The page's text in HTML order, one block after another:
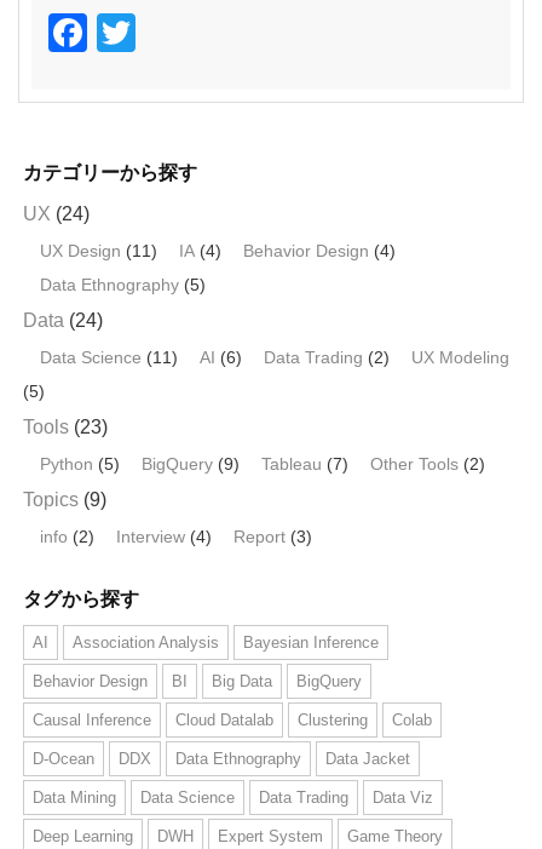
F
c
b
o
o
k
tt
カテゴリーから探す
UX (24)
UX Design (11) IA (4) Behavior Design (4)
Data Ethnography (5)
Data (24)
Data Science (11) AI (6) Data Trading (2)
UX Modeling
(5)
Tools (23)
Python (5) BigQuery (9) Tableau (7) Other Tools (2)
Topics (9)
info (2) Interview (4) Report (3)
タグから探す
AI Association Analysis Bayesian Inference
Behavior Design BI Big Data BigQuery
Causal Inference Cloud Datalab Clustering Colab
D-Ocean DDX Data Ethnography Data Jacket
Data Mining Data Science Data Trading Data Viz
Deep Learning DWH Expert System Game Theory